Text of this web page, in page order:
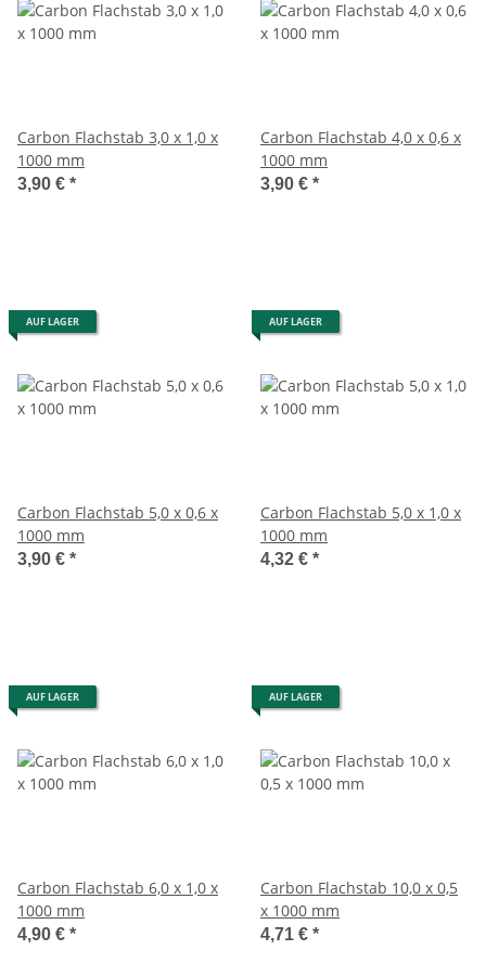
Carbon Flachstab 3,0 x 1,0 x
1000 mm
3,90 € *
Carbon Flachstab 4,0 x 0,6 x
1000 mm
3,90 € *
AUF LAGER
Carbon Flachstab 5,0 x 0,6 x
1000 mm
3,90 € *
AUF LAGER
Carbon Flachstab 5,0 x 1,0 x
1000 mm
4,32 € *
AUF LAGER
Carbon Flachstab 6,0 x 1,0 x
1000 mm
4,90 € *
AUF LAGER
Carbon Flachstab 10,0 x 0,5
x 1000 mm
4,71 € *